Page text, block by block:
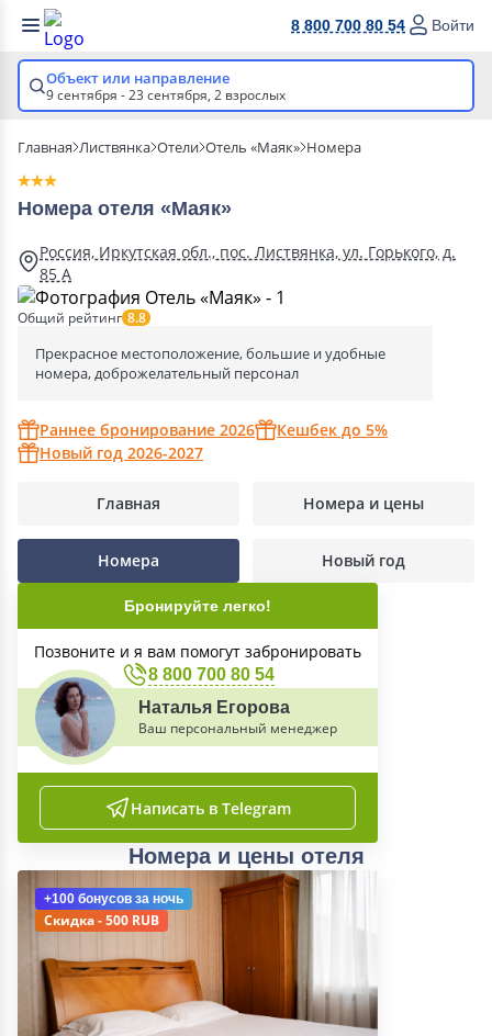
8 800 700 80 54 Войти
Объект или направление
9 сентября - 23 сентября, 2 взрослых
Главная Листвянка Отели Отель «Маяк» Номера
Номера отеля «Маяк»
Россия, Иркутская обл., пос. Листвянка, ул. Горького, д.
85 А
Общий рейтинг 8.8
Прекрасное местоположение, большие и удобные
номера, доброжелательный персонал
Раннее бронирование 2026
Кешбек до 5%
Новый год 2026-2027
Главная Номера и цены
Номера Новый год
Бронируйте легко!
Позвоните и я вам помогут забронировать
8 800 700 80 54
Наталья Егорова
Ваш персональный менеджер
Написать в Telegram
Номера и цены отеля
+100 бонусов за ночь
Скидка - 500 RUB